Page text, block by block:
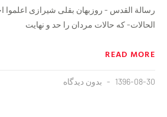
رسالة القدس ‏- روزبهان بقلى شيرازى‏ اعلموا
الحالات- كه حالات‏ مردان را حد و نهايت
READ MORE
1396-08-30 بدون دیدگاه